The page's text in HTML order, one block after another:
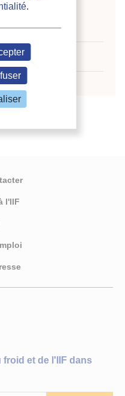
l'IIF
et de l'IIF dans
.